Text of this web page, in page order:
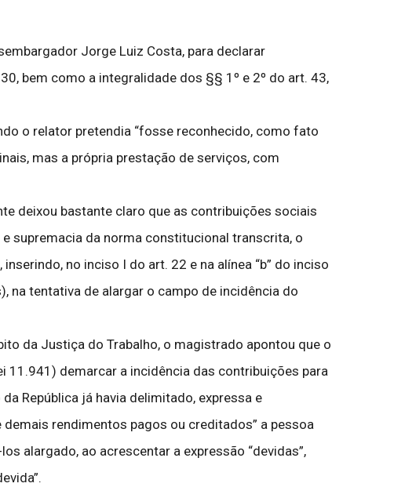
Jorge Luiz Costa, para declarar
bem como a integralidade dos §§ 1º e 2º do art. 43,
o relator pretendia “fosse reconhecido, como fato
mas a própria prestação de serviços, com
deixou bastante claro que as contribuições sociais
supremacia da norma constitucional transcrita, o
no inciso I do art. 22 e na alínea “b” do inciso
na tentativa de alargar o campo de incidência do
da Justiça do Trabalho, o magistrado apontou que o
11.941) demarcar a incidência das contribuições para
República já havia delimitado, expressa e
rendimentos pagos ou creditados” a pessoa
alargado, ao acrescentar a expressão “devidas”,